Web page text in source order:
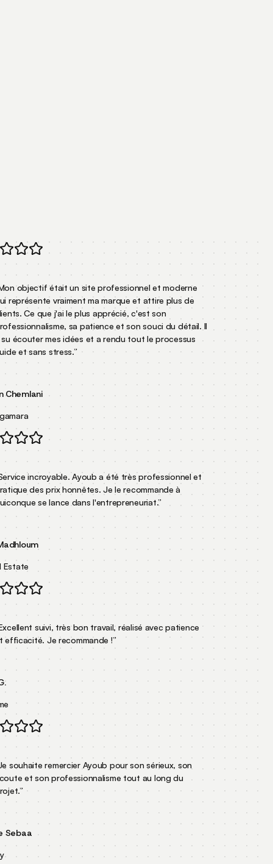
Meknès
objectif était un site professionnel et moderne
représente vraiment ma marque et attire plus de
Ce que j'ai le plus apprécié, c'est son
sa patience et son souci du détail. Il
écouter mes idées et a rendu tout le processus
et sans stress.”
incroyable. Ayoub a été très professionnel et
des prix honnêtes. Je le recommande à
se lance dans l'entrepreneuriat.”
suivi, très bon travail, réalisé avec patience
Je recommande !”
souhaite remercier Ayoub pour son sérieux, son
et son professionnalisme tout au long du
”